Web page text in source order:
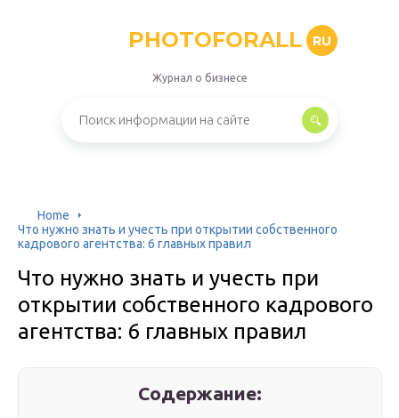
PHOTOFORALL RU
Журнал о бизнесе
Home
Что нужно знать и учесть при открытии собственного
кадрового агентства: 6 главных правил
Что нужно знать и учесть при
открытии собственного кадрового
агентства: 6 главных правил
Содержание: